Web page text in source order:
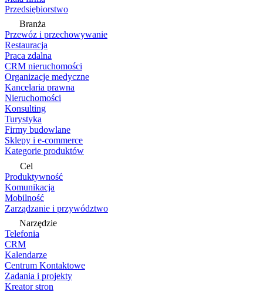
Przedsiębiorstwo
Branża
Przewóz i przechowywanie
Restauracja
Praca zdalna
CRM nieruchomości
Organizacje medyczne
Kancelaria prawna
Nieruchomości
Konsulting
Turystyka
Firmy budowlane
Sklepy i e-commerce
Kategorie produktów
Cel
Produktywność
Komunikacja
Mobilność
Zarządzanie i przywództwo
Narzędzie
Telefonia
CRM
Kalendarze
Centrum Kontaktowe
Zadania i projekty
Kreator stron